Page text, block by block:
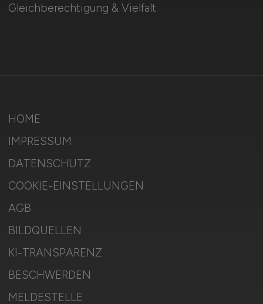
Gleichberechtigung & Vielfalt
HOME
IMPRESSUM
DATENSCHUTZ
COOKIE-EINSTELLUNGEN
AGB
BILDQUELLEN
KI-TRANSPARENZ
BESCHWERDEN
MELDESTELLE